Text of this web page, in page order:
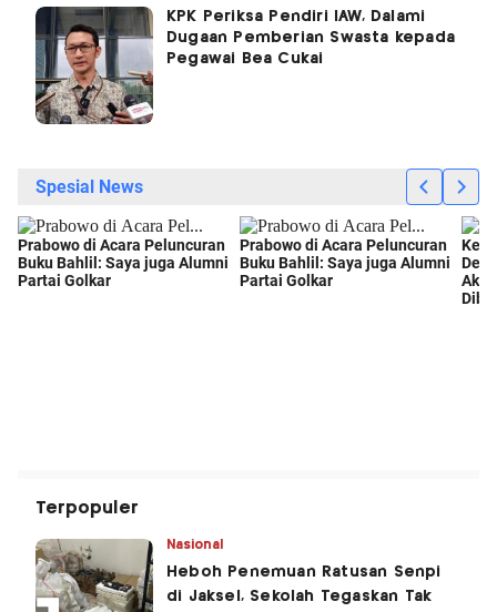
KPK Periksa Pendiri IAW, Dalami
Dugaan Pemberian Swasta kepada
Pegawai Bea Cukai
Terpopuler
Nasional
Heboh Penemuan Ratusan Senpi
di Jaksel, Sekolah Tegaskan Tak